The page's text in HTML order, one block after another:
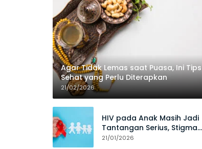
Agar Tidak Lemas saat Puasa, Ini Tips
Sehat yang Perlu Diterapkan
21/02/2026
HIV pada Anak Masih Jadi
Tantangan Serius, Stigma
Hambat Akses Perawatan
21/01/2026